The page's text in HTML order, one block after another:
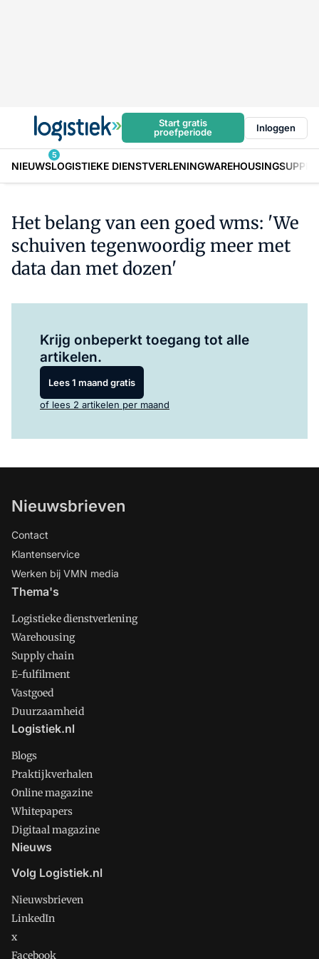
Start gratis
proefperiode
Inloggen
NIEUWS
5
LOGISTIEKE DIENSTVERLENINGWAREHOUSING
Het belang van een goed wms: 'We
schuiven tegenwoordig meer met
data dan met dozen'
Krijg onbeperkt toegang tot alle
artikelen.
Lees 1 maand gratis
of lees 2 artikelen per maand
Nieuwsbrieven
Contact
Klantenservice
Werken bij VMN media
Thema's
Logistieke dienstverlening
Warehousing
Supply chain
E-fulfilment
Vastgoed
Duurzaamheid
Logistiek.nl
Blogs
Praktijkverhalen
Online magazine
Whitepapers
Digitaal magazine
Nieuws
Volg Logistiek.nl
Nieuwsbrieven
LinkedIn
x
Facebook